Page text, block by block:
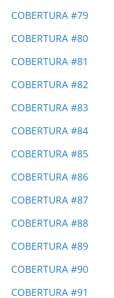
COBERTURA #79
COBERTURA #80
COBERTURA #81
COBERTURA #82
COBERTURA #83
COBERTURA #84
COBERTURA #85
COBERTURA #86
COBERTURA #87
COBERTURA #88
COBERTURA #89
COBERTURA #90
COBERTURA #91